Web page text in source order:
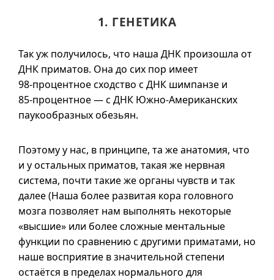
1. ГЕНЕТИКА
Так уж получилось, что наша ДНК произошла от
ДНК приматов. Она до сих пор имеет
98-процентноесходство с ДНК шимпанзе и
85-процентное— с ДНК Южно-Американских
паукообразных обезьян.
Поэтому у нас, в принципе, та же анатомия, что
и уостальных приматов, такая же нервная
система, почти такие же органы чувств и так
далее (Наша более развитая кора головного
мозга позволяет нам выполнять некоторые
«высшие» или более сложные ментальные
функции по сравнению с другими приматами, но
наше восприятие в значительной степени
остаётся в пределах нормального для